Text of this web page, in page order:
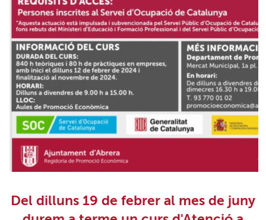
Del dilluns 19 de febrer al mes de juny